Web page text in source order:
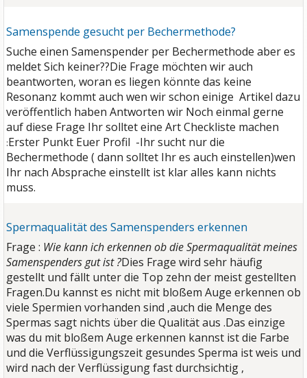
Samenspende gesucht per Bechermethode?
Suche einen Samenspender per Bechermethode aber es
meldet Sich keiner??Die Frage möchten wir auch
beantworten, woran es liegen könnte das keine
Resonanz kommt auch wen wir schon einige Artikel dazu
veröffentlich haben Antworten wir Noch einmal gerne
auf diese Frage Ihr solltet eine Art Checkliste machen
:Erster Punkt Euer Profil -Ihr sucht nur die
Bechermethode ( dann solltet Ihr es auch einstellen)wen
Ihr nach Absprache einstellt ist klar alles kann nichts
muss.
Spermaqualität des Samenspenders erkennen
Frage : Wie kann ich erkennen ob die Spermaqualität meines
Samenspenders gut ist ?Dies Frage wird sehr häufig
gestellt und fällt unter die Top zehn der meist gestellten
Fragen.Du kannst es nicht mit bloßem Auge erkennen ob
viele Spermien vorhanden sind ,auch die Menge des
Spermas sagt nichts über die Qualität aus .Das einzige
was du mit bloßem Auge erkennen kannst ist die Farbe
und die Verflüssigungszeit gesundes Sperma ist weis und
wird nach der Verflüssigung fast durchsichtig ,